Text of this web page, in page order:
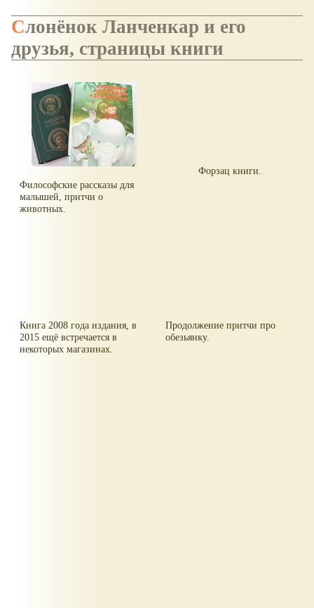
Слонёнок Ланченкар и его
друзья, страницы книги
Философские рассказы для
малышей, притчи о
животных.
Форзац книги.
Книга 2008 года издания, в
2015 ещё встречается в
некоторых магазинах.
Продолжение притчи про
обезьянку.